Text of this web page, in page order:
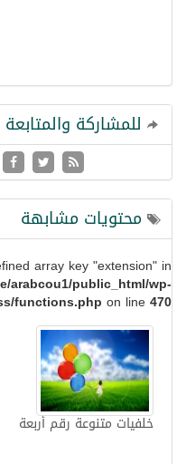
للمشاركة والمتابعة
محتويات مشابهة
array key "extension" in
arabcou1/public_html/wp-
functions.php on line470
خلفيات متنوعة رقم أربعة